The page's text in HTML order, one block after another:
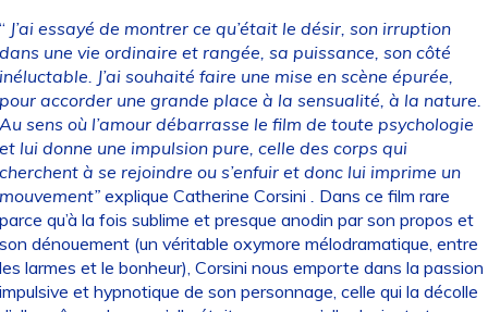
J’ai essayé de montrer ce qu’était le désir, son irruption
une vie ordinaire et rangée, sa puissance, son côté
J’ai souhaité faire une mise en scène épurée,
accorder une grande place à la sensualité, à la nature.
sens où l’amour débarrasse le film de toute psychologie
lui donne une impulsion pure, celle des corps qui
à se rejoindre ou s’enfuir et donc lui imprime un
explique Catherine Corsini . Dans ce film rare
qu’à la fois sublime et presque anodin par son propos et
dénouement (un véritable oxymore mélodramatique, entre
larmes et le bonheur), Corsini nous emporte dans la passion
et hypnotique de son personnage, celle qui la décolle